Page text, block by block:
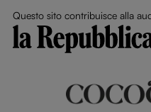
Questo sito contribuisce alla